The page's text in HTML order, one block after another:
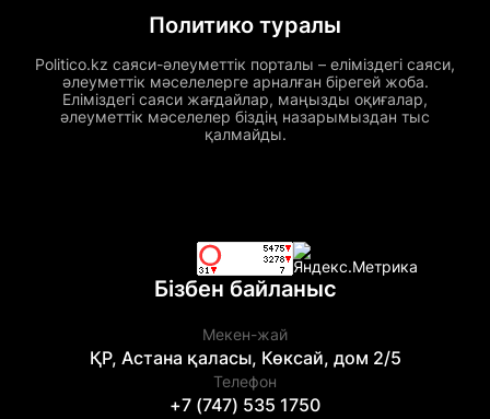
Политико туралы
Politico.kz саяси-әлеуметтік порталы – еліміздегі саяси,
әлеуметтік мәселелерге арналған бірегей жоба.
Еліміздегі саяси жағдайлар, маңызды оқиғалар,
әлеуметтік мәселелер біздің назарымыздан тыс
қалмайды.
Бізбен байланыс
Мекен-жай
ҚР, Астана қаласы, Көксай, дом 2/5
Телефон
+7 (747) 535 1750